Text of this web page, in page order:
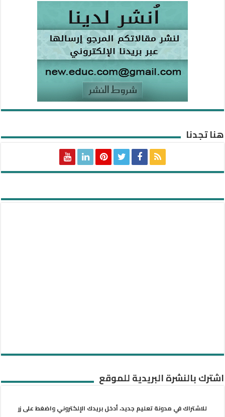
هنا تجدنا
اشترك بالنشرة البريدية للموقع
للاشتراك في مدونة تعليم جديد، أدخل بريدك الإلكتروني واضغط على زر